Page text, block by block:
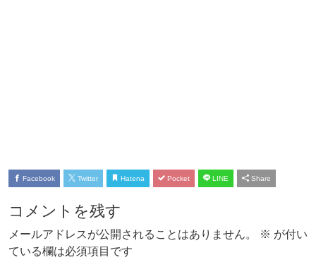
Facebook Twitter Hatena Pocket LINE Share
コメントを残す
メールアドレスが公開されることはありません。 ※ が付い
ている欄は必須項目です